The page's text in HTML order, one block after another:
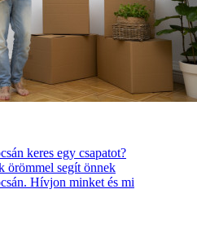
keres egy csapatot?
örömmel segít önnek
Hívjon minket és mi